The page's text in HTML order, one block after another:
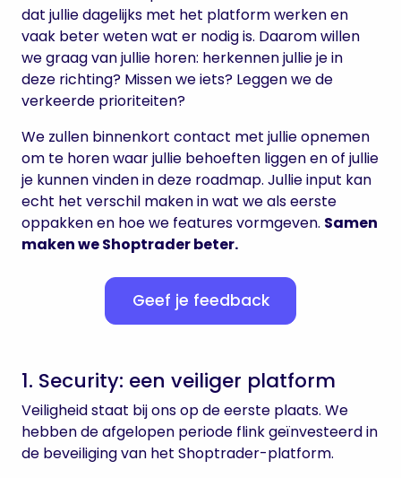
dat jullie dagelijks met het platform werken en
vaak beter weten wat er nodig is. Daarom willen
we graag van jullie horen: herkennen jullie je in
deze richting? Missen we iets? Leggen we de
verkeerde prioriteiten?
We zullen binnenkort contact met jullie opnemen
om te horen waar jullie behoeften liggen en of jullie
je kunnen vinden in deze roadmap. Jullie input kan
echt het verschil maken in wat we als eerste
oppakken en hoe we features vormgeven. Samen
maken we Shoptrader beter.
Geef je feedback
1. Security: een veiliger platform
Veiligheid staat bij ons op de eerste plaats. We
hebben de afgelopen periode flink geïnvesteerd in
de beveiliging van het Shoptrader-platform.